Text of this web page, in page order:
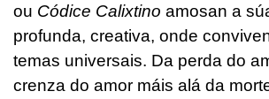
ou Códice Calixtino amosan a
profunda, creativa, onde
temas universais. Da perda do
crenza do amor máis alá da